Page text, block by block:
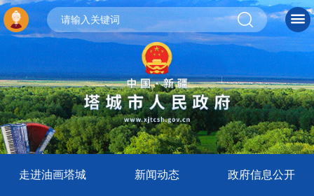
走进油画塔城 新闻动态 政府信息公开